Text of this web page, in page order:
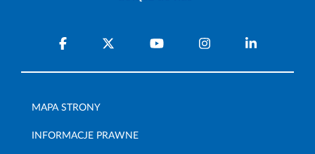
MAPA STRONY
INFORMACJE PRAWNE